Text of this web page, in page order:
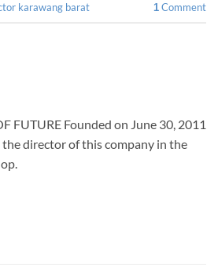
karawang barat
1 Comment
FUTURE Founded on June 30, 2011
the director of this company in the